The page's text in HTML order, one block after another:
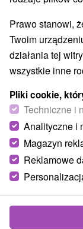
Villa Q
Kyjov
Chalupa v
ubytovanie,
Prawo stanowi,
Twoim
działania tej
wszystkie inne
Pliki cookie,
Techniczne i
Analityczne i
Magazyn
Reklamowe